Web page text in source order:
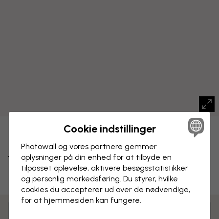
Tropiske flamingoer
BILLEDE PÅ LÆRRED
Cookie indstillinger
Photowall og vores partnere gemmer
oplysninger på din enhed for at tilbyde en
tilpasset oplevelse, aktivere besøgs­statistikker
og personlig markedsføring. Du styrer, hvilke
cookies du accepterer ud over de nødvendige,
for at hjemmesiden kan fungere.